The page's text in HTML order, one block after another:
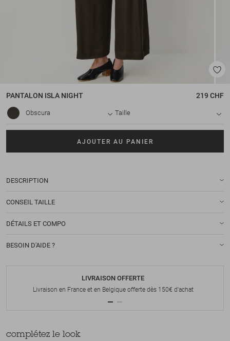
PANTALON ISLA NIGHT 219 CHF
Obscura Taille
AJOUTER AU PANIER
DESCRIPTION
CONSEIL TAILLE
DÉTAILS ET COMPO
BESOIN D'AIDE ?
LIVRAISON OFFERTE
Livraison en France et en Belgique offerte dès 150€ d'achat
complétez le look